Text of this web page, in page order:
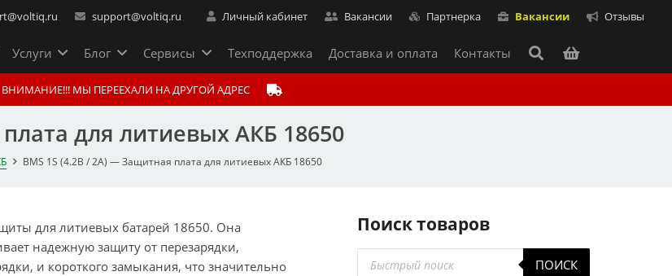
support@voltiq.ru Личный кабинет Вакансии Партнерка Вакансии Отзывы
Услуги Блог Сервисы Техподдержка Доставка и оплата Контакты
ВНИМАНИЕ!!! МЫ ПЕРЕЕХАЛИ НА ДРУГОЙ АДРЕС
для литиевых АКБ 18650
BMS 1S (4.2В / 2А) — Защитная плата для литиевых АКБ 18650
для литиевых батарей 18650. Она
надежную защиту от перезарядки,
и короткого замыкания, что значительно
Поиск товаров
Поиск
ПОИСК